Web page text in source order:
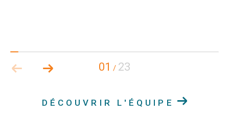
01 / 23
DÉCOUVRIR L'ÉQUIPE